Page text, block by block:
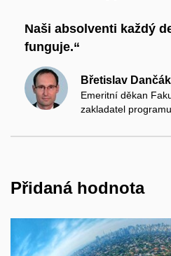
Naši absolventi každý
funguje.“
Břetislav Dančák
Emeritní děkan
zakladatel programu
Přidaná hodnota